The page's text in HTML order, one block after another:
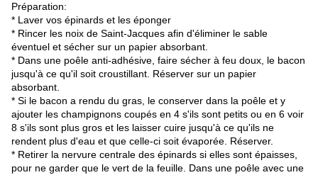
Préparation:
* Laver vos épinards et les éponger
* Rincer les noix de Saint-Jacques afin d'éliminer le sable
éventuel et sécher sur un papier absorbant.
* Dans une poêle anti-adhésive, faire sécher à feu doux, le bacon
jusqu'à ce qu'il soit croustillant. Réserver sur un papier
absorbant.
* Si le bacon a rendu du gras, le conserver dans la poêle et y
ajouter les champignons coupés en 4 s'ils sont petits ou en 6 voir
8 s'ils sont plus gros et les laisser cuire jusqu'à ce qu'ils ne
rendent plus d'eau et que celle-ci soit évaporée. Réserver.
* Retirer la nervure centrale des épinards si elles sont épaisses,
pour ne garder que le vert de la feuille. Dans une poêle avec une